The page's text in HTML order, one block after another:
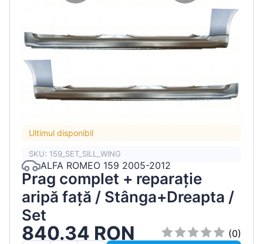
Ultimul disponibil
SKU: 159_SET_SILL_WING
ALFA ROMEO 159 2005-2012
Prag complet + reparație
aripă față / Stânga+Dreapta /
Set
840.34 RON
(0)